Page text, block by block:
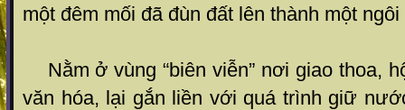
một đêm mối đã đùn đất lên thành một
Nằm ở vùng “biên viễn” nơi giao thoa,
văn hóa, lại gắn liền với quá trình giữ